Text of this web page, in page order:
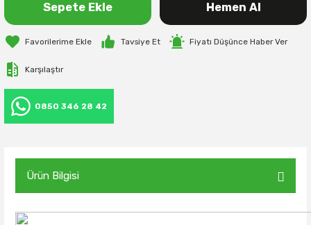
Sepete Ekle Hemen Al
Tavsiye Et Fiyatı Düşünce Haber Ver
Karşılaştır
0850 346 28 42
Ürün Bilgisi